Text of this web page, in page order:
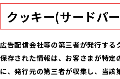
クッキー(サードパ
広告配信会社等の第三者が発行する
保存された情報は、お客さまが特定
に、発行元の第三者が収集し、当該